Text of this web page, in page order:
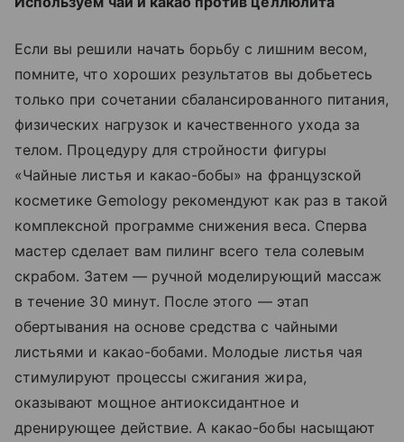
Если вы решили начать борьбу с лишним весом,
помните, что хороших результатов вы добьетесь
только при сочетании сбалансированного питания,
физических нагрузок и качественного ухода за
телом. Процедуру для стройности фигуры
«Чайные листья и какао-бобы» на французской
косметике Gemology рекомендуют как раз в такой
комплексной программе снижения веса. Сперва
мастер сделает вам пилинг всего тела солевым
скрабом. Затем — ручной моделирующий массаж
в течение 30 минут. После этого — этап
обертывания на основе средства с чайными
листьями и какао-бобами. Молодые листья чая
стимулируют процессы сжигания жира,
оказывают мощное антиоксидантное и
дренирующее действие. А какао-бобы насыщают